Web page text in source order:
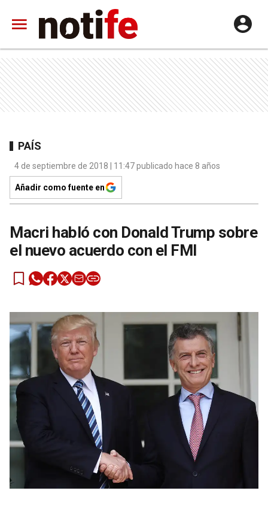
PAÍS
4 de septiembre de 2018 | 11:47 publicado hace 8 años
Añadir como fuente en
Macri habló con Donald Trump sobre
el nuevo acuerdo con el FMI